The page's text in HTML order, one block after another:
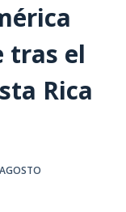
tras el
Rica